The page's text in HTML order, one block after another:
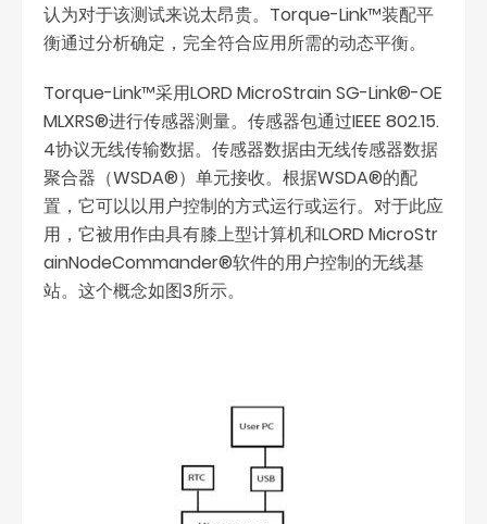
认为对于该测试来说太昂贵。Torque-Link™装配平
衡通过分析确定，完全符合应用所需的动态平衡。
Torque-Link™采用LORD MicroStrain SG-Link®-OE
MLXRS®进行传感器测量。传感器包通过IEEE 802.15.
4协议无线传输数据。传感器数据由无线传感器数据
聚合器（WSDA®）单元接收。根据WSDA®的配
置，它可以以用户控制的方式运行或运行。对于此应
用，它被用作由具有膝上型计算机和LORD MicroStr
ainNodeCommander®软件的用户控制的无线基
站。这个概念如图3所示。